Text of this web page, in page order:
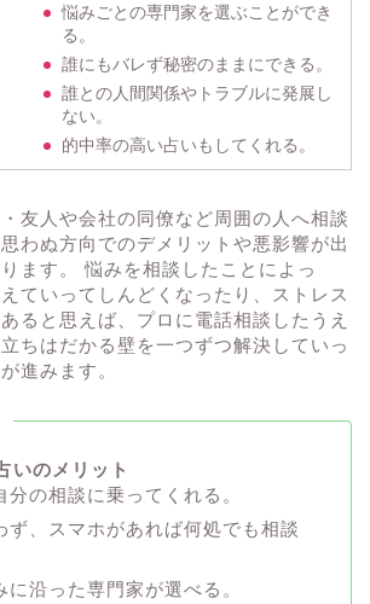
悩みごとの専門家を選ぶことができ
る。
誰にもバレず秘密のままにできる。
誰との人間関係やトラブルに発展し
ない。
的中率の高い占いもしてくれる。
・友人や会社の同僚など周囲の人へ相談
わぬ方向でのデメリットや悪影響が出
ます。 悩みを相談したことによっ
ていってしんどくなったり、ストレス
ると思えば、プロに電話相談したうえ
ちはだかる壁を一つずつ解決していっ
進みます。
いのメリット
分の相談に乗ってくれる。
ず、スマホがあれば何処でも相談
に沿った専門家が選べる。